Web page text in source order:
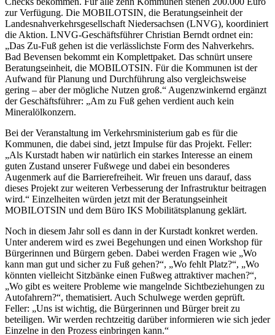
zur Verfügung. Die MOBILOTSIN, die Beratungseinheit der
Landesnahverkehrsgesellschaft Niedersachsen (LNVG), koordiniert
die Aktion. LNVG-Geschäftsführer Christian Berndt ordnet ein:
„Das Zu-Fuß gehen ist die verlässlichste Form des Nahverkehrs.
Bad Bevensen bekommt ein Komplettpaket. Das schnürt unsere
Beratungseinheit, die MOBILOTSIN. Für die Kommunen ist der
Aufwand für Planung und Durchführung also vergleichsweise
gering – aber der mögliche Nutzen groß.“ Augenzwinkernd ergänzt
der Geschäftsführer: „Am zu Fuß gehen verdient auch kein
Mineralölkonzern.
Bei der Veranstaltung im Verkehrsministerium gab es für die
Kommunen, die dabei sind, jetzt Impulse für das Projekt. Feller:
„Als Kurstadt haben wir natürlich ein starkes Interesse an einem
guten Zustand unserer Fußwege und dabei ein besonderes
Augenmerk auf die Barrierefreiheit. Wir freuen uns darauf, dass
dieses Projekt zur weiteren Verbesserung der Infrastruktur beitragen
wird.“ Einzelheiten würden jetzt mit der Beratungseinheit
MOBILOTSIN und dem Büro IKS Mobilitätsplanung geklärt.
Noch in diesem Jahr soll es dann in der Kurstadt konkret werden.
Unter anderem wird es zwei Begehungen und einen Workshop für
Bürgerinnen und Bürgern geben. Dabei werden Fragen wie „Wo
kann man gut und sicher zu Fuß gehen?“, „Wo fehlt Platz?“, „Wo
könnten vielleicht Sitzbänke einen Fußweg attraktiver machen?“,
„Wo gibt es weitere Probleme wie mangelnde Sichtbeziehungen zu
Autofahrern?“, thematisiert. Auch Schulwege werden geprüft.
Feller: „Uns ist wichtig, die Bürgerinnen und Bürger breit zu
beteiligen. Wir werden rechtzeitig darüber informieren wie sich jeder
Einzelne in den Prozess einbringen kann.“